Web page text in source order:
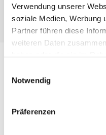
Verwendung unserer
soziale Medien, Werbung
Partner führen diese
weiteren Daten
haben oder die sie im
Notwendig
Präferenzen
Wir sind